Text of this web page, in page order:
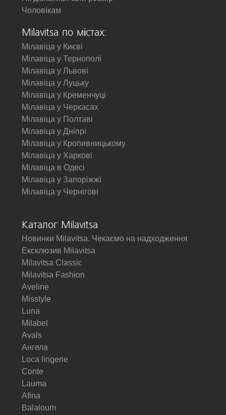
Чоловікам
Milavitsa по містах:
Мілавіца у Києві
Мілавіца у Тернополі
Мілавіца у Львові
Мілавіца у Луцьку
Мілавіца у Кременчуці
Мілавіца у Черкасах
Мілавіца у Полтаві
Мілавіца у Дніпрі
Мілавіца у Кропивницькому
Мілавіца у Харкові
Мілавіца в Одесі
Мілавіца у Запоріжжі
Мілавіца у Чернігові
Каталог Milavitsa
Новинки Milavitsa. Чекаємо на надходження
Ексклюзив Milavitsa
Milavitsa Classic
Milavitsa Fashion
Aveline
Misstyle
Luna
Milabel
Avals
Ангела
Loca lingerie
Conte
Lauma
Afina
Balaloum